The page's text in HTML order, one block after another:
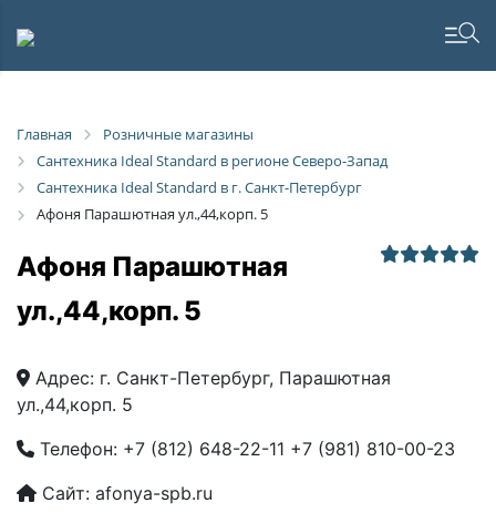
Главная
Розничные магазины
Сантехника Ideal Standard в регионе Северо-Запад
Сантехника Ideal Standard в г. Санкт-Петербург
Афоня Парашютная ул.,44,корп. 5
Афоня Парашютная
ул.,44,корп. 5
Адрес: г. Санкт-Петербург, Парашютная
ул.,44,корп. 5
Телефон: +7 (812) 648-22-11 +7 (981) 810-00-23
Сайт: afonya-spb.ru